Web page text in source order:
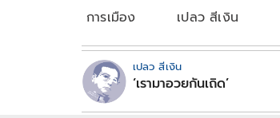
การเมือง เปลว สีเงิน
เปลว สีเงิน
‘เรามาอวยกันเถิด’